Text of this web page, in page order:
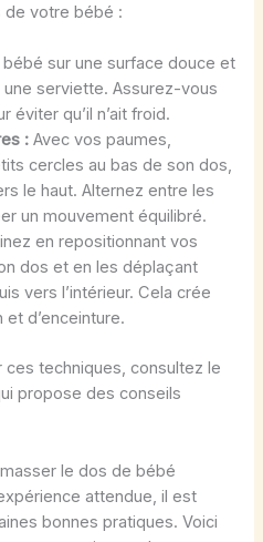
de votre bébé :
bébé sur une surface douce et
serviette. Assurez-vous
éviter qu’il n’ait froid.
: Avec vos paumes,
cercles au bas de son dos,
le haut. Alternez entre les
un mouvement équilibré.
en repositionnant vos
dos et en les déplaçant
vers l’intérieur. Cela crée
d’enceinture.
ces techniques, consultez le
propose des conseils
le dos de bébé
attendue, il est
bonnes pratiques. Voici